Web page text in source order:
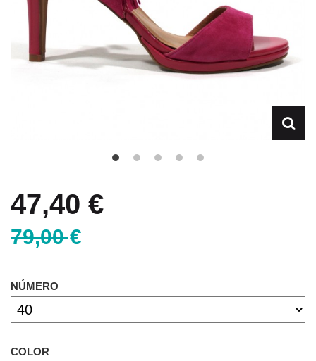
47,40 €
79,00 €
NÚMERO
COLOR